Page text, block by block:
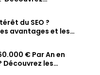
Attirez des clients
sur Maps.
ligne
du SEO ?
avantages et les
bien optimisée
€ Par An en
Découvrez les